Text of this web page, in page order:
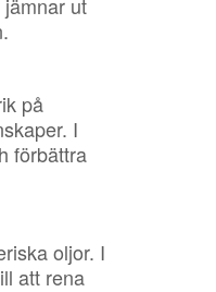
på
I
förbättra
oljor. I
att rena